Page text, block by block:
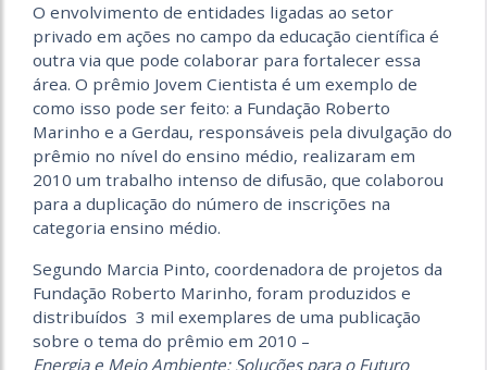
O envolvimento de entidades ligadas ao setor
privado em ações no campo da educação científica é
outra via que pode colaborar para fortalecer essa
área. O prêmio Jovem Cientista é um exemplo de
como isso pode ser feito: a Fundação Roberto
Marinho e a Gerdau, responsáveis pela divulgação do
prêmio no nível do ensino médio, realizaram em
2010 um trabalho intenso de difusão, que colaborou
para a duplicação do número de inscrições na
categoria ensino médio.
Segundo Marcia Pinto, coordenadora de projetos da
Fundação Roberto Marinho, foram produzidos e
distribuídos 3 mil exemplares de uma publicação
sobre o tema do prêmio em 2010 –
Energia e Meio Ambiente: Soluções para o Futuro